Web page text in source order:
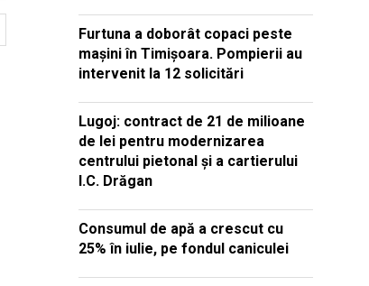
Furtuna a doborât copaci peste
mașini în Timișoara. Pompierii au
intervenit la 12 solicitări
Lugoj: contract de 21 de milioane
de lei pentru modernizarea
centrului pietonal și a cartierului
I.C. Drăgan
Consumul de apă a crescut cu
25% în iulie, pe fondul caniculei